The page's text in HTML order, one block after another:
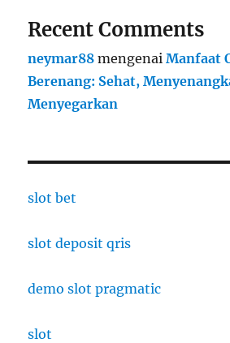
Recent Comments
neymar88 mengenaiManfaat
Berenang: Sehat,
Menyegarkan
slot bet
slot deposit qris
demo slot pragmatic
slot